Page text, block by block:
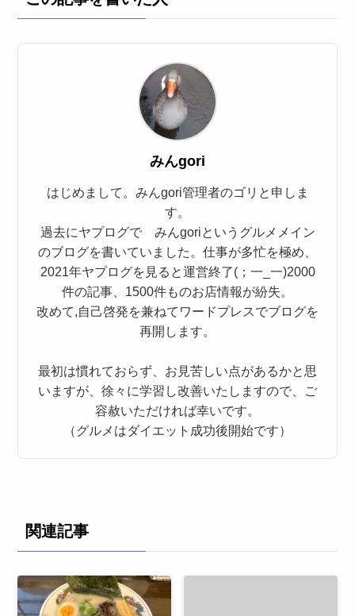
みんgori
はじめまして。みんgori管理者のゴリと申しま
す。
過去にヤプログで みんgoriというグルメメイン
のブログを書いていました。仕事が多忙を極め、
2021年ヤプログを見ると運営終了(；一_一)2000
件の記事、1500件ものお店情報が紛失。
改めて,自己啓発を兼ねてワードプレスでブログを
再開します。
最初は慣れておらず、お見苦しい点があるかと思
いますが、徐々に学習し改善いたしますので、ご
容赦いただければ幸いです。
（グルメはダイエット成功後開始です）
関連記事